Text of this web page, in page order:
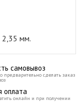
2,35 мм.
самовывоз
предварительно сделать заказ
оплата
онлайн и при получении